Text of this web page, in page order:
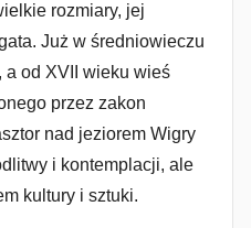
rozmiary, jej
Już w średniowieczu
a od XVII wieku wieś
przez zakon
nad jeziorem Wigry
i kontemplacji, ale
kultury i sztuki.